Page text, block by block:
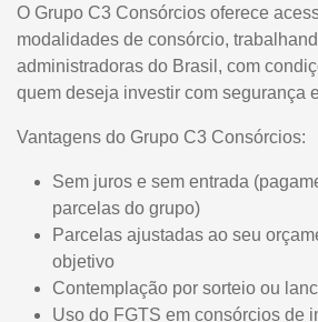
O Grupo C3 Consórcios oferece
modalidades de consórcio,
administradoras do Brasil, com
quem deseja investir com segurança
Vantagens do Grupo C3 Consórcios:
Sem juros e sem entrada
parcelas do grupo)
Parcelas ajustadas ao seu
objetivo
Contemplação por sorteio ou
Uso do FGTS em consórcios de